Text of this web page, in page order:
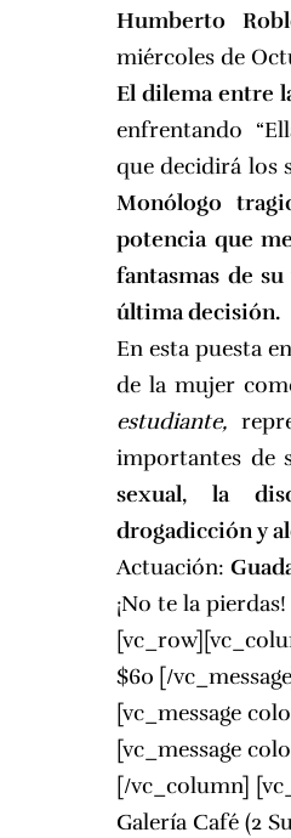
Humberto
miércoles de
El dilema entre
enfrentando
que decidirá los
Monólogo
potencia que
fantasmas de
última decisión.
En esta puesta
de la mujer
estudiante,
importantes de
sexual, la
drogadicción y
Actuación:
¡No te la pierdas!
$60 [/
[vc_message
[vc_message
[/vc_column]
Galería Café (2